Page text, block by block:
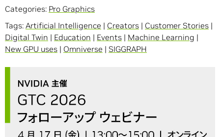
Categories: Pro Graphics
Tags: Artificial Intelligence | Creators | Customer Stories |
Digital Twin | Education | Events | Machine Learning |
New GPU uses | Omniverse | SIGGRAPH